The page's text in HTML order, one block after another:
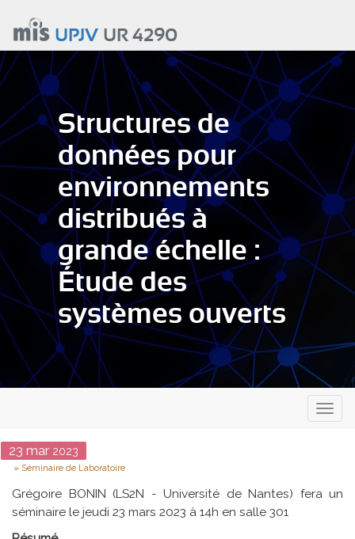
contenu
principal
UPJVUR 4290
Structures de
données pour
environnements
distribués à
grande échelle :
Étude des
systèmes ouverts
Date
23 mar2023
Type
Séminaire de Laboratoire
Grégoire BONIN (LS2N - Université de Nantes) fera un
séminaire le jeudi 23 mars 2023 à 14h en salle 301